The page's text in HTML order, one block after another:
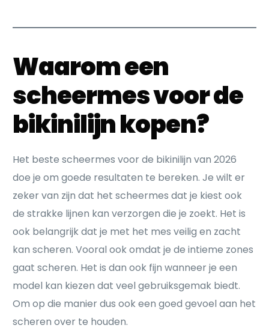
Waarom een
scheermes voor de
bikinilijn kopen?
Het beste scheermes voor de bikinilijn van 2026
doe je om goede resultaten te bereken. Je wilt er
zeker van zijn dat het scheermes dat je kiest ook
de strakke lijnen kan verzorgen die je zoekt. Het is
ook belangrijk dat je met het mes veilig en zacht
kan scheren. Vooral ook omdat je de intieme zones
gaat scheren. Het is dan ook fijn wanneer je een
model kan kiezen dat veel gebruiksgemak biedt.
Om op die manier dus ook een goed gevoel aan het
scheren over te houden.